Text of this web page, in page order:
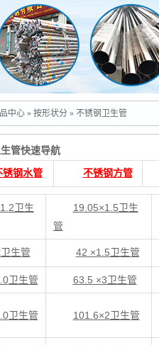
中心» 按形状分» 不锈钢卫生管
管快速导航
锈钢水管 不锈钢方管
卫生
19.05×1.5卫生
管
卫生管 42 ×1.5卫生管
卫生管 63.5 ×3卫生管
卫生管 101.6×2卫生管